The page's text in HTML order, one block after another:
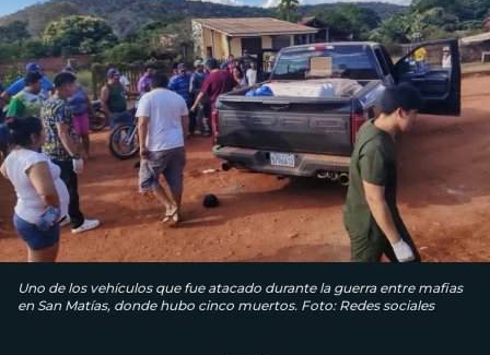
Uno de los vehículos que fue atacado durante la guerra entre mafias
en San Matías, donde hubo cinco muertos. Foto: Redes sociales